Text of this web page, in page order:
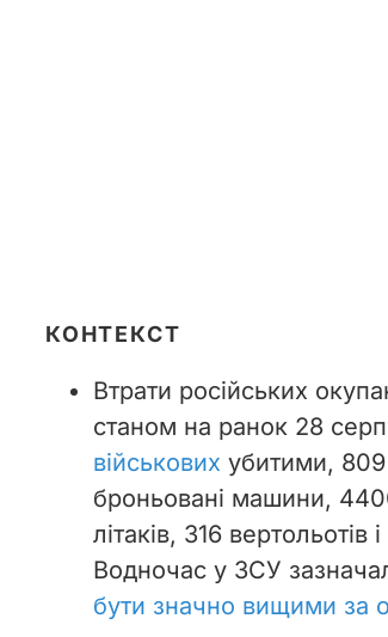
КОНТЕКСТ
Втрати російських
станом на ранок 28
військових убитими, 809
броньовані машини,
літаків, 316 вертольотів
Водночас у ЗСУ
бути значно вищими за